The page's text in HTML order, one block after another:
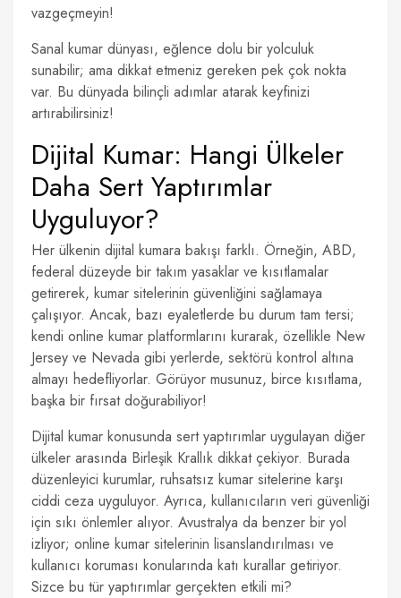
vazgeçmeyin!
Sanal kumar dünyası, eğlence dolu bir yolculuk
sunabilir; ama dikkat etmeniz gereken pek çok nokta
var. Bu dünyada bilinçli adımlar atarak keyfinizi
artırabilirsiniz!
Dijital Kumar: Hangi Ülkeler
Daha Sert Yaptırımlar
Uyguluyor?
Her ülkenin dijital kumara bakışı farklı. Örneğin, ABD,
federal düzeyde bir takım yasaklar ve kısıtlamalar
getirerek, kumar sitelerinin güvenliğini sağlamaya
çalışıyor. Ancak, bazı eyaletlerde bu durum tam tersi;
kendi online kumar platformlarını kurarak, özellikle New
Jersey ve Nevada gibi yerlerde, sektörü kontrol altına
almayı hedefliyorlar. Görüyor musunuz, birce kısıtlama,
başka bir fırsat doğurabiliyor!
Dijital kumar konusunda sert yaptırımlar uygulayan diğer
ülkeler arasında Birleşik Krallık dikkat çekiyor. Burada
düzenleyici kurumlar, ruhsatsız kumar sitelerine karşı
ciddi ceza uyguluyor. Ayrıca, kullanıcıların veri güvenliği
için sıkı önlemler alıyor. Avustralya da benzer bir yol
izliyor; online kumar sitelerinin lisanslandırılması ve
kullanıcı koruması konularında katı kurallar getiriyor.
Sizce bu tür yaptırımlar gerçekten etkili mi?